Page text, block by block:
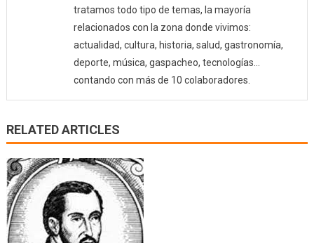
tratamos todo tipo de temas, la mayoría
relacionados con la zona donde vivimos:
actualidad, cultura, historia, salud, gastronomía,
deporte, música, gaspacheo, tecnologías…
contando con más de 10 colaboradores.
RELATED ARTICLES